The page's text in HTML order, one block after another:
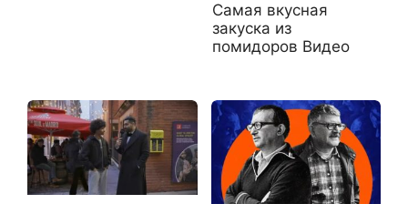
Самая вкусная
закуска из
помидоров Видео